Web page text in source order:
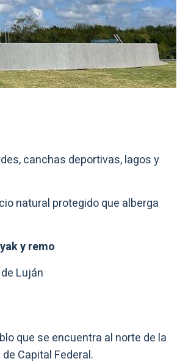
canchas deportivas, lagos y
natural protegido que alberga
y remo
Luján
que se encuentra al norte de la
Capital Federal.